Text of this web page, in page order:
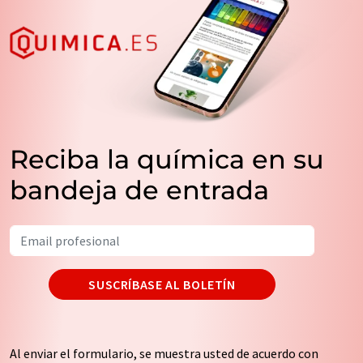
Reciba la química en su
bandeja de entrada
SUSCRÍBASE AL BOLETÍN
Al enviar el formulario, se muestra usted de acuerdo con